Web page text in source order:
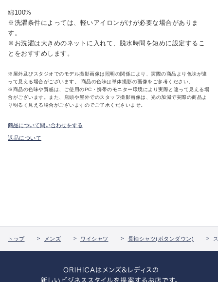
綿100%
※洗濯条件によっては、軽いアイロンがけが必要な場合がありま
す。
※お洗濯は大きめのネットに入れて、脱水時間を短めに設定するこ
とをおすすめします。
※屋外及びスタジオでのモデル撮影画像は照明の関係により、実際の商品より色味が違
って見える場合がございます。 商品の色味は単体撮影の画像をご参考ください。
※商品の色味や質感は、ご使用のPC・携帯のモニター環境により実際と違って見える場
合がございます。また、店頭や屋外でのスタッフ撮影画像は、光の加減で実際の商品よ
り明るく見える場合がございますのでご了承くださいませ。
商品について問い合わせをする
返品について
トップ メンズ ワイシャツ 長袖シャツ(ボタンダウン)